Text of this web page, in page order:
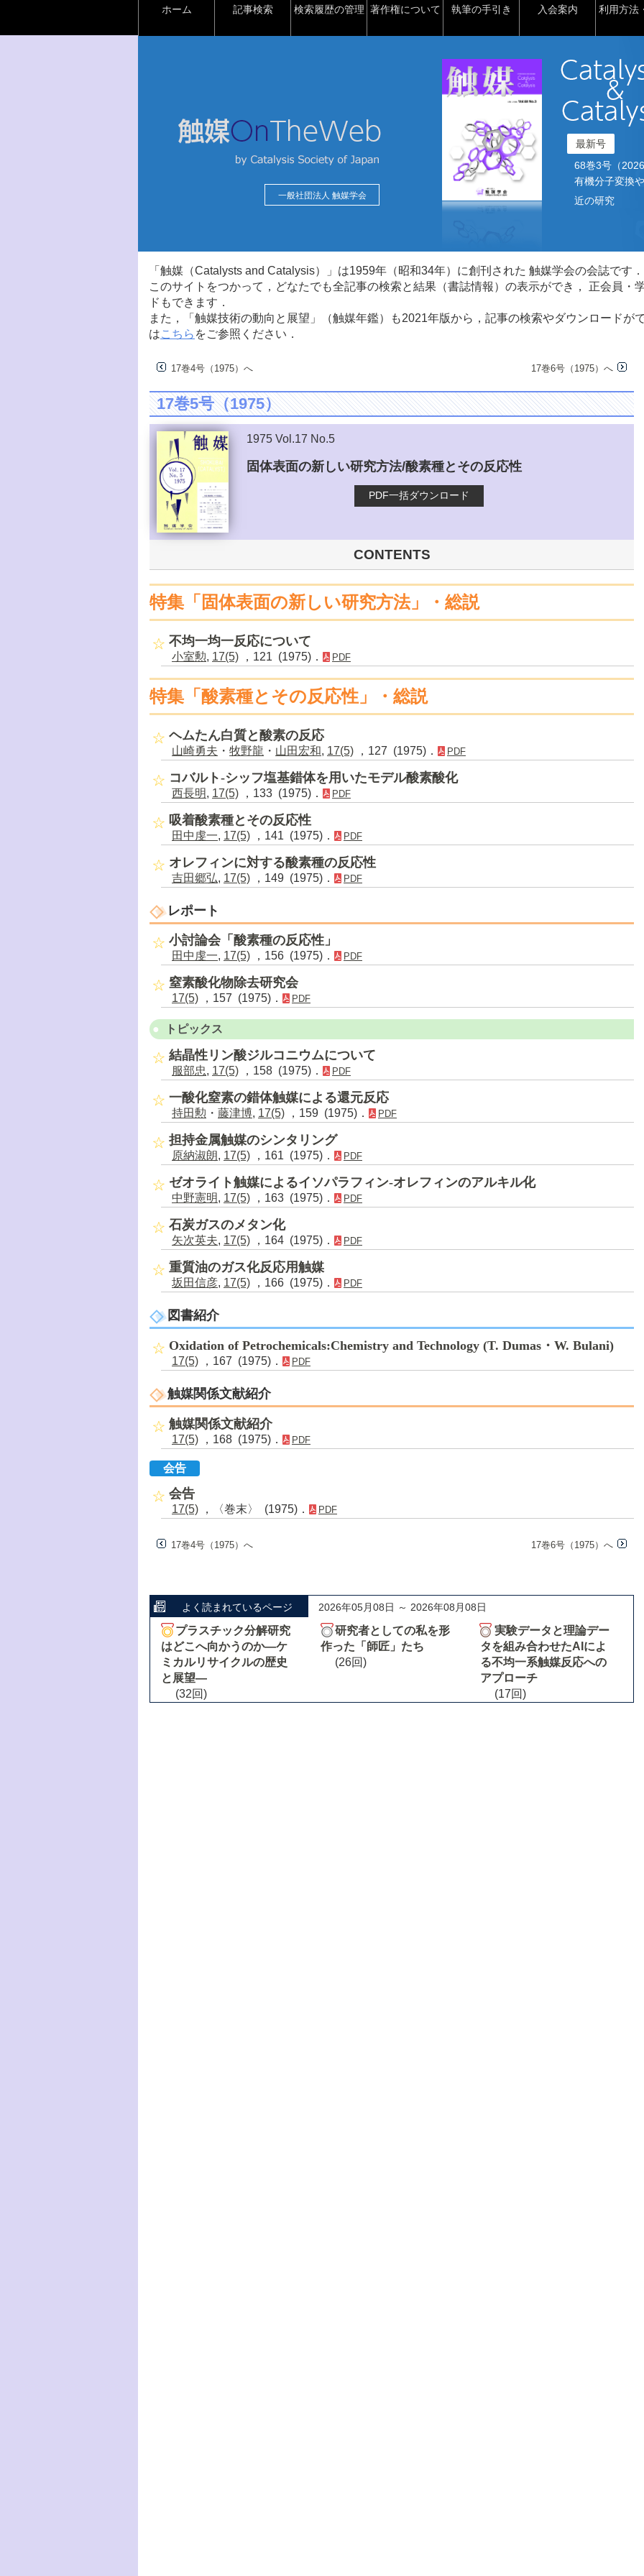
ホーム 記事検索 検索履歴の管理 著作権について 執筆の手引き 入会案内 利用方法
一般社団法人 触媒学会
最新号
68巻3号（
有機分子変換
近の研究
「触媒（Catalysts and Catalysis）」は1959年（昭和34年）に創刊された 触媒学会の会誌です．
このサイトをつかって，どなたでも全記事の検索と結果（書誌情報）の表示ができ， 正会員・
ドもできます．
また，「触媒技術の動向と展望」（触媒年鑑）も2021年版から，記事の検索やダウンロードが
はこちら をご参照ください．
17巻4号（1975）へ 17巻6号（1975）へ
17巻5号（1975）
1975 Vol.17 No.5
固体表面の新しい研究方法/酸素種とその反応性
PDF一括ダウンロード
CONTENTS
特集「固体表面の新しい研究方法」・総説
不均一均一反応について
小室勲, 17(5) ，121 (1975)． PDF
特集「酸素種とその反応性」・総説
ヘムたん白質と酸素の反応
山崎勇夫 ・ 牧野龍 ・ 山田宏和, 17(5) ，127 (1975)． PDF
コバルト-シッフ塩基錯体を用いたモデル酸素酸化
西長明, 17(5) ，133 (1975)． PDF
吸着酸素種とその反応性
田中虔一, 17(5) ，141 (1975)． PDF
オレフィンに対する酸素種の反応性
吉田郷弘, 17(5) ，149 (1975)． PDF
レポート
小討論会「酸素種の反応性」
田中虔一, 17(5) ，156 (1975)． PDF
窒素酸化物除去研究会
17(5) ，157 (1975)． PDF
トピックス
結晶性リン酸ジルコニウムについて
服部忠, 17(5) ，158 (1975)． PDF
一酸化窒素の錯体触媒による還元反応
持田勲 ・ 藤津博, 17(5) ，159 (1975)． PDF
担持金属触媒のシンタリング
原納淑朗, 17(5) ，161 (1975)． PDF
ゼオライト触媒によるイソパラフィン-オレフィンのアルキル化
中野憲明, 17(5) ，163 (1975)． PDF
石炭ガスのメタン化
矢次英夫, 17(5) ，164 (1975)． PDF
重質油のガス化反応用触媒
坂田信彦, 17(5) ，166 (1975)． PDF
図書紹介
Oxidation of Petrochemicals:Chemistry and Technology (T. Dumas・W. Bulani)
17(5) ，167 (1975)． PDF
触媒関係文献紹介
触媒関係文献紹介
17(5) ，168 (1975)． PDF
会告
会告
17(5) ，〈巻末〉 (1975)． PDF
17巻4号（1975）へ 17巻6号（1975）へ
よく読まれているページ 2026年05月08日 ～ 2026年08月08日
プラスチック分解研究
はどこへ向かうのか―ケ
ミカルリサイクルの歴史
と展望―
(32回)
研究者としての私を形
作った「師匠」たち
(26回)
実験データと理論デー
タを組み合わせたAIによ
る不均一系触媒反応への
アプローチ
(17回)